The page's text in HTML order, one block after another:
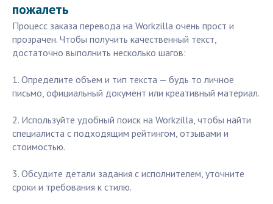
пожалеть
Процесс заказа перевода на Workzilla очень прост и
прозрачен. Чтобы получить качественный текст,
достаточно выполнить несколько шагов:
1. Определите объем и тип текста — будь то личное
письмо, официальный документ или креативный материал.
2. Используйте удобный поиск на Workzilla, чтобы найти
специалиста с подходящим рейтингом, отзывами и
стоимостью.
3. Обсудите детали задания с исполнителем, уточните
сроки и требования к стилю.